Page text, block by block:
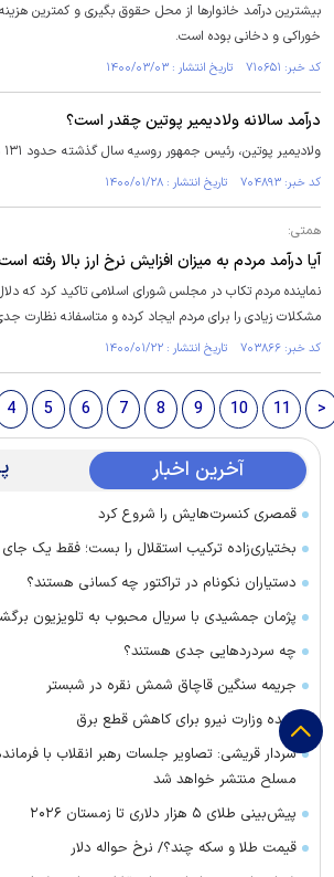
بیشترین درآمد خانوارها از محل حقوق بگیری و کمترین هزینه
خوراکی و دخانی بوده است.
کد خبر: ۷۱۰۶۵۱ تاریخ انتشار : ۱۴۰۰/۰۳/۰۳
درآمد سالانه ولادیمیر پوتین چقدر است؟
ولادیمیر پوتین، رئیس جمهور روسیه سال گذشته حدود ۱۳۱ هزار دلار درآمد داشته است.
کد خبر: ۷۰۴۸۹۳ تاریخ انتشار : ۱۴۰۰/۰۱/۲۸
همتی:
آیا درآمد مردم به میزان افزایش نرخ ارز بالا رفته
نماینده مردم تکاب در مجلس شورای اسلامی تاکید کرد که
مشکلات زیادی را برای مردم ایجاد کرده و متاسفانه نظارت
کد خبر: ۷۰۳۸۶۶ تاریخ انتشار : ۱۴۰۰/۰۱/۲۲
4 5 6 7 8 9 10 11 >
آخرین اخبار
قمصری کنسرت‌هایش را شروع کرد
بختیاری‌زاده ترکیب استقلال را بست؛ فقط یک
دستیاران نکونام در تراکتور چه کسانی هستند؟
پژمان جمشیدی با سریال محبوب به تلویزیون
چه سردرد‌هایی جدی هستند؟
جریمه سنگین قاچاق شمش نقره در شبستر
وعده وزارت نیرو برای کاهش قطع برق
سردار قریشی: تصاویر جلسات رهبر انقلاب با
مسلح منتشر خواهد شد
پیش‌بینی طلای ۵ هزار دلاری تا زمستان ۲۰۲۶
قیمت طلا و سکه چند؟/ نرخ حواله دلار